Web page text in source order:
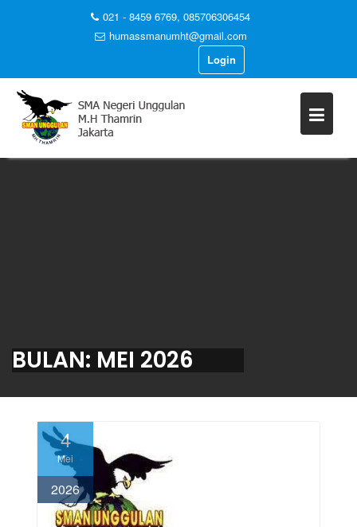
021 - 8459 6769, 085706306454
humassmanumht@gmail.com
Login
BULAN: MEI 2026
4
Mei
2026